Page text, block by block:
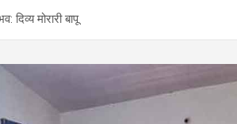
दिव्‍य मोरारी बापू